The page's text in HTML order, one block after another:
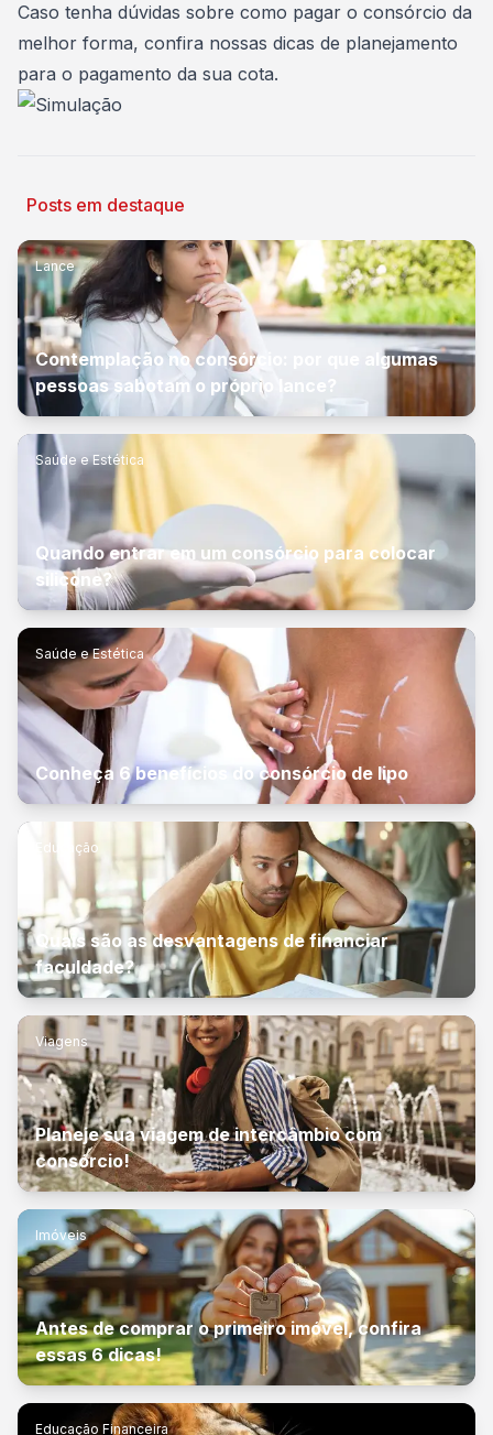
Caso tenha dúvidas sobre como pagar o consórcio da
melhor forma, confira nossas dicas de planejamento
para o pagamento da sua cota.
Posts em destaque
Lance
Contemplação no consórcio: por que algumas
pessoas sabotam o próprio lance?
Saúde e Estética
Quando entrar em um consórcio para colocar
silicone?
Saúde e Estética
Conheça 6 benefícios do consórcio de lipo
Educação
Quais são as desvantagens de financiar
faculdade?
Viagens
Planeje sua viagem de intercâmbio com
consórcio!
Imóveis
Antes de comprar o primeiro imóvel, confira
essas 6 dicas!
Educação Financeira